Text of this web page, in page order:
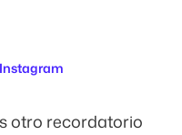
otro recordatorio